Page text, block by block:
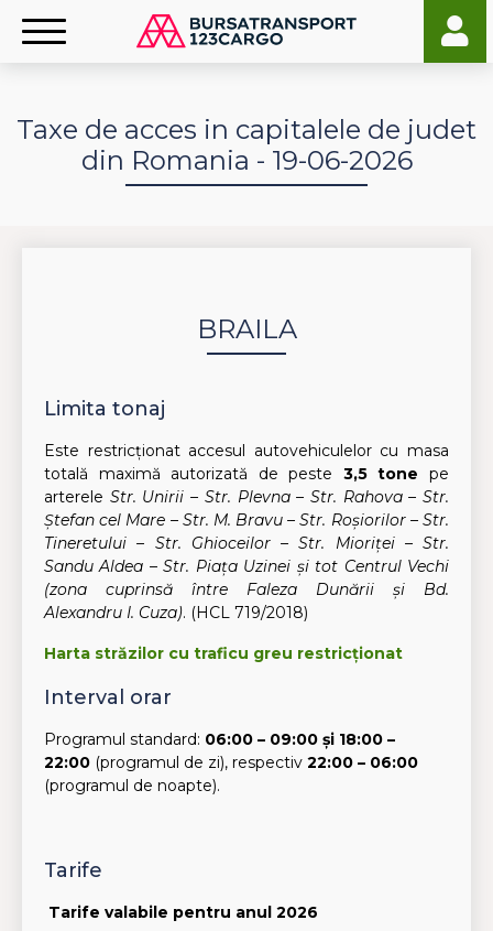
Taxe de acces in capitalele de judet
din Romania - 19-06-2026
BRAILA
Limita tonaj
Este restricționat accesul autovehiculelor cu masa
totală maximă autorizată de peste 3,5 tone pe
arterele Str. Unirii – Str. Plevna – Str. Rahova – Str.
Ștefan cel Mare – Str. M. Bravu – Str. Roșiorilor – Str.
Tineretului – Str. Ghioceilor – Str. Mioriței – Str.
Sandu Aldea – Str. Piața Uzinei și tot Centrul Vechi
(zona cuprinsă între Faleza Dunării și Bd.
Alexandru I. Cuza). (HCL 719/2018)
Harta străzilor cu traficu greu restricționat
Interval orar
Programul standard: 06:00 – 09:00 şi 18:00 –
22:00 (programul de zi), respectiv 22:00 – 06:00
(programul de noapte).
Tarife
Tarife valabile pentru anul 2026